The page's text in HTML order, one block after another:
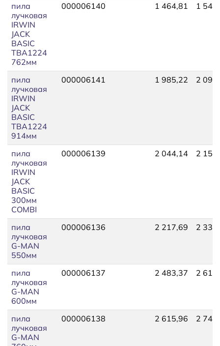
пила
лучковая
IRWIN
JACK
BASIC
TBA1224
762мм
000006140 1 464,81 1
пила
лучковая
IRWIN
JACK
BASIC
TBA1224
914мм
000006141 1 985,22 2
пила
лучковая
IRWIN
JACK
BASIC
300мм
COMBI
000006139 2 044,14 2
пила
лучковая
G-MAN
550мм
000006136 2 217,69 2
пила
лучковая
G-MAN
600мм
000006137 2 483,37 2
пила
лучковая
G-MAN
000006138 2 615,96 2